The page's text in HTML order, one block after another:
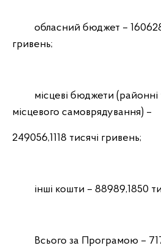
обласний бюджет –
гривень;
місцеві бюджети (районні
місцевого самоврядування) –
249056,1118 тисячі гривень;
інші кошти – 88989,1850
Всього за Програмою –